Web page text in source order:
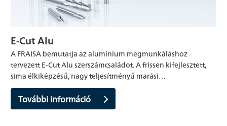
E-Cut Alu
A FRAISA bemutatja az alumínium megmunkáláshoz
tervezett E-Cut Alu szerszámcsaládot. A frissen kifejlesztett,
sima élkiképzésű, nagy teljesítményű marási…
További információ